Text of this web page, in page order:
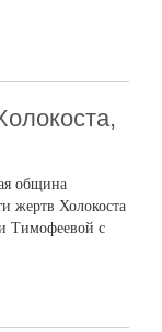
община
жертв Холокоста
Тимофеевой с